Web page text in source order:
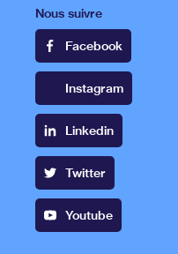
Nous suivre
Facebook
Instagram
Linkedin
Twitter
Youtube